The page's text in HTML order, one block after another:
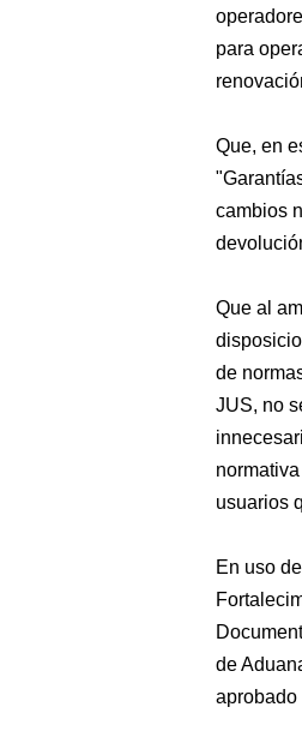
para
Que, en
cambios
Que al
de
JUS, no
usuarios
En uso
de
aprobado